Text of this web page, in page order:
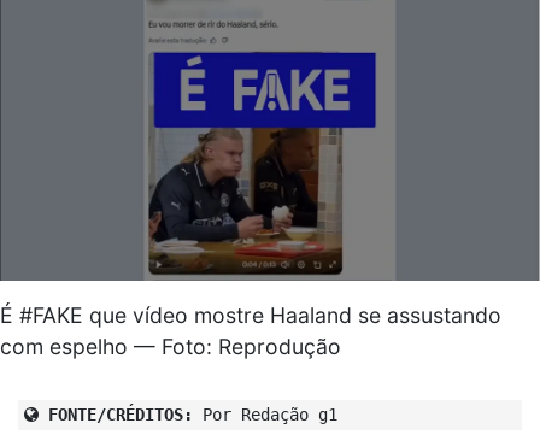
É #FAKE que vídeo mostre Haaland se assustando
com espelho — Foto: Reprodução
FONTE/CRÉDITOS: Por Redação g1